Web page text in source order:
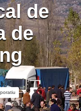
de
de